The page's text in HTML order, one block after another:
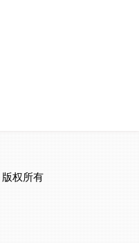
版权所有